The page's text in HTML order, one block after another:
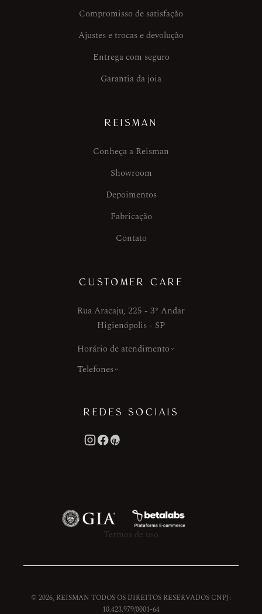
Compromisso de satisfação
Ajustes e trocas e devolução
Entrega com seguro
Garantia da joia
REISMAN
Conheça a Reisman
Showroom
Depoimentos
Fabricação
Contato
CUSTOMER CARE
Rua Aracaju, 225 - 3º Andar
Higienópolis - SP
Horário de atendimento
Telefones
REDES SOCIAIS
Termos de uso
© 2026, REISMAN TODOS OS DIREITOS RESERVADOS CNPJ:
10.423.979/0001-64